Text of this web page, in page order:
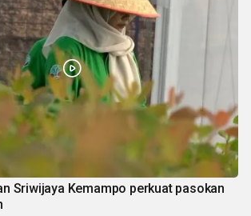
Sriwijaya Kemampo perkuat pasokan